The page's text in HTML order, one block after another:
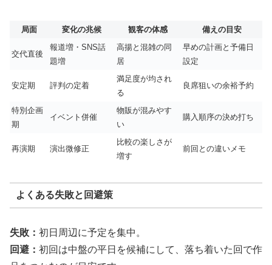
局面 変化の兆候 観客の体感 備えの目安
交代直後
報道増・SNS話
題増
高揚と混雑の同
居
早めの計画と予備日
設定
安定期 評判の定着
満足度が均され
る
良席狙いの余裕予約
特別企画
期
イベント併催
物販が混みやす
い
購入順序の決め打ち
再演期 演出微修正
比較の楽しさが
増す
前回との違いメモ
よくある失敗と回避策
失敗： 初日周辺に予定を集中。
回避： 初回は中盤の平日を候補にして、落ち着いた回で作